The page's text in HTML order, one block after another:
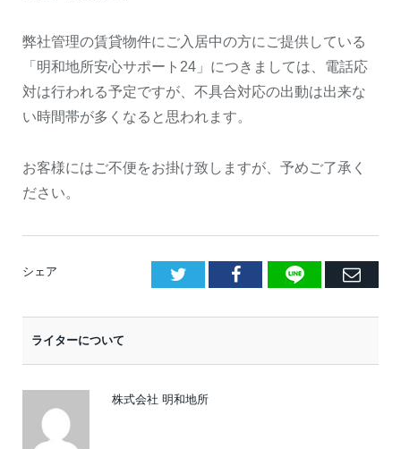
弊社管理の賃貸物件にご入居中の方にご提供している
「明和地所安心サポート24」につきましては、電話応
対は行われる予定ですが、不具合対応の出動は出来な
い時間帯が多くなると思われます。
お客様にはご不便をお掛け致しますが、予めご了承く
ださい。
シェア Facebook
LINE
E
ライターについて
株式会社 明和地所